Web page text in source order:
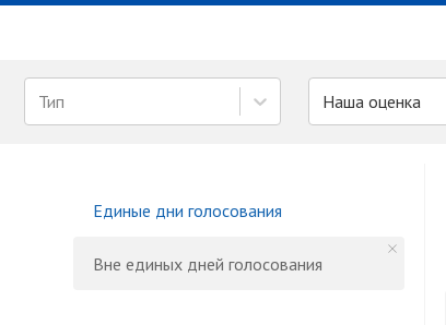
Тип Наша оценка
Единые дни голосования
Вне единых дней голосования